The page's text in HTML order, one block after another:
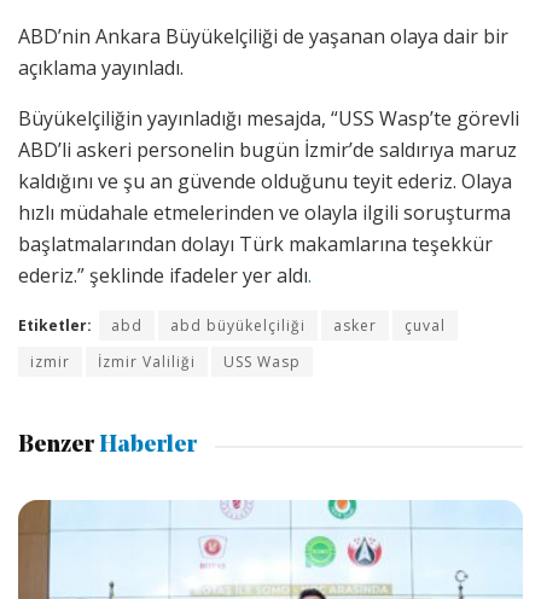
ABD’nin Ankara Büyükelçiliği de yaşanan olaya dair bir
açıklama yayınladı.
Büyükelçiliğin yayınladığı mesajda, “USS Wasp’te görevli
ABD’li askeri personelin bugün İzmir’de saldırıya maruz
kaldığını ve şu an güvende olduğunu teyit ederiz. Olaya
hızlı müdahale etmelerinden ve olayla ilgili soruşturma
başlatmalarından dolayı Türk makamlarına teşekkür
ederiz.” şeklinde ifadeler yer aldı.
Etiketler: abd abd büyükelçiliği asker
çuval
izmir
İzmir Valiliği USS Wasp
Benzer Haberler